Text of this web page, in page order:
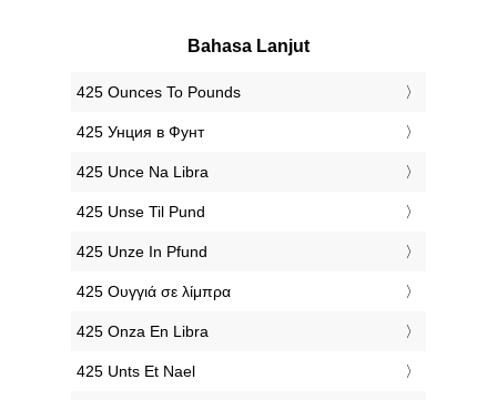
Bahasa Lanjut
‎425 Ounces To Pounds
‎425 Унция в Фунт
‎425 Unce Na Libra
‎425 Unse Til Pund
‎425 Unze In Pfund
‎425 Ουγγιά σε λίμπρα
‎425 Onza En Libra
‎425 Unts Et Nael